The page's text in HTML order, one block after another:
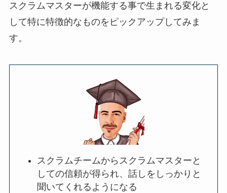
スクラムマスターが機能する事で生まれる変化と
して特に特徴的なものをピックアップしてみま
す。
スクラムチームからスクラムマスターと
しての信頼が得られ、話しをしっかりと
聞いてくれるようになる